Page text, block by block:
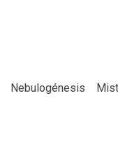
Nebulogénesis